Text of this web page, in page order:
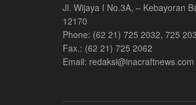
Jl. Wijaya I No.3A, – Kebayoran
12170
Phone: (62 21) 725 2032, 725
Fax.: (62 21) 725 2062
Email: redaksi@inacraftnews.com